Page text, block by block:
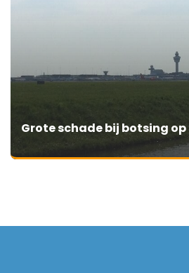
Grote schade bij botsing op